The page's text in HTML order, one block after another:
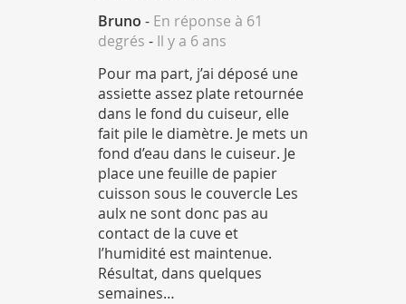
Bruno - En réponse à 61
degrés - Il y a 6 ans
Pour ma part, j’ai déposé une
assiette assez plate retournée
dans le fond du cuiseur, elle
fait pile le diamètre. Je mets un
fond d’eau dans le cuiseur. Je
place une feuille de papier
cuisson sous le couvercle Les
aulx ne sont donc pas au
contact de la cuve et
l’humidité est maintenue.
Résultat, dans quelques
semaines…